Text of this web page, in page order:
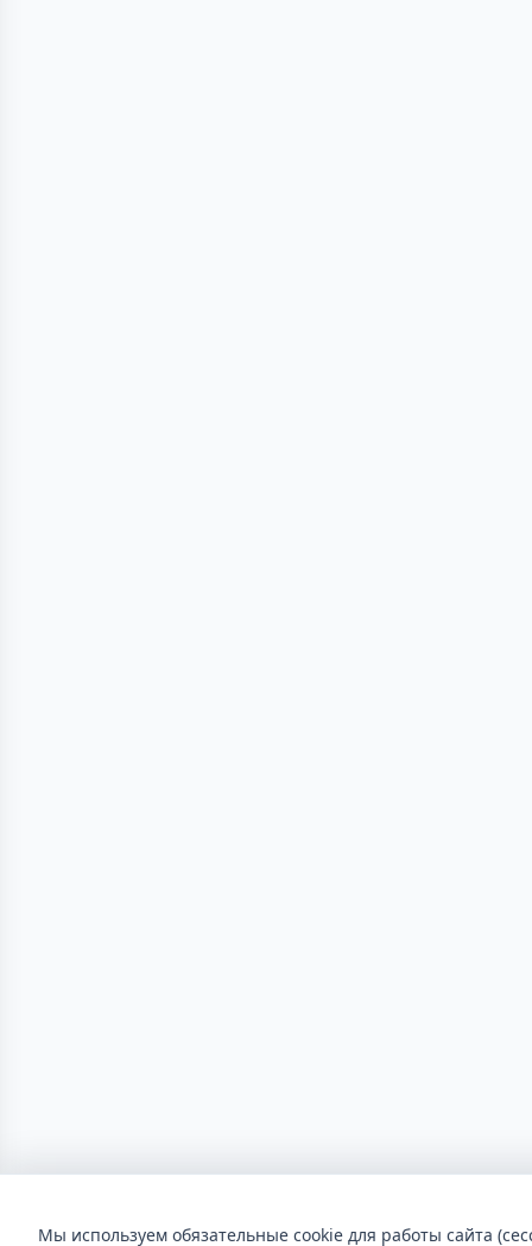
Мы используем обязательные cookie для работы сайта